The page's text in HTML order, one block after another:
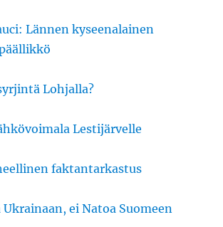
Lännen kyseenalainen
Lohjalla?
Lestijärvelle
faktantarkastus
Ukrainaan, ei Natoa Suomeen